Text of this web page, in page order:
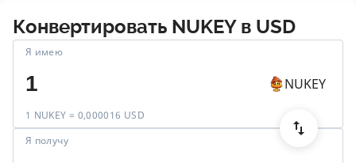
Конвертировать NUKEYв USD
Я имею
1 NUKEY = 0,000016 USD
NUKEY
Я получу